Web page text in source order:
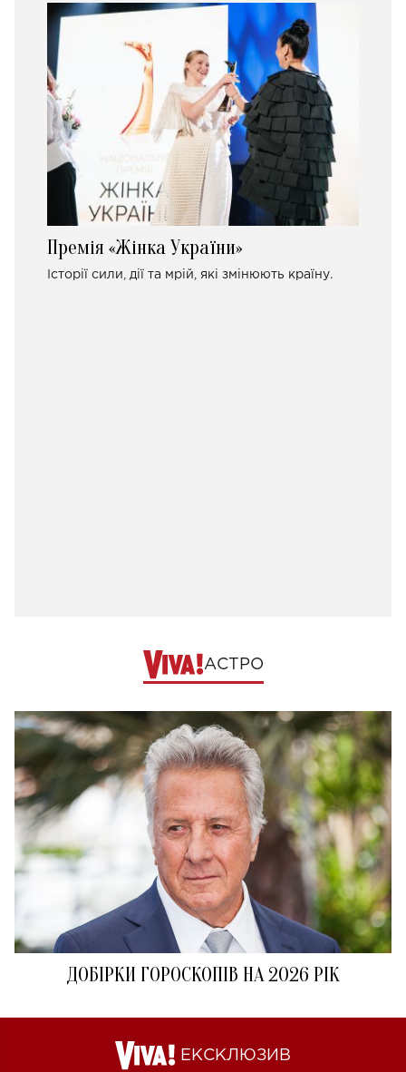
Премія «Жінка України»
Історії сили, дії та мрій, які змінюють країну.
АСТРО
ДОБІРКИ ГОРОСКОПІВ НА 2026 РІК
ЕКСКЛЮЗИВ